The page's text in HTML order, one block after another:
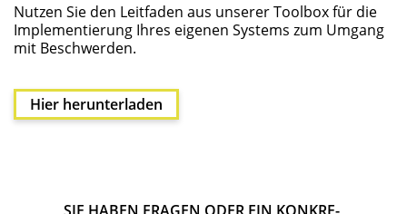
Nut­zen Sie den Leit­fa­den aus unse­rer Tool­box für die
Imple­men­tie­rung Ihres eige­nen Sys­tems zum Umgang
mit Beschwerden.
Hier her­un­ter­la­den